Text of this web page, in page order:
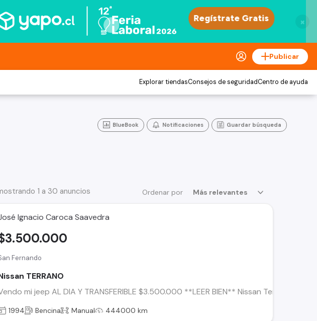
×
Publicar
Explorar tiendasConsejos de seguridadCentro de ayuda
BlueBook Notificaciones Guardar búsqueda
Ordenar por Más relevantes
1 a 30 anuncios
Ignacio Caroca Saavedra
Fernando
TERRANO
mi jeep AL DIA Y TRANSFERIBLE $3.500.000 **LEER BIEN** Nissan Terrano
1994 Bencina Manual 444000 km